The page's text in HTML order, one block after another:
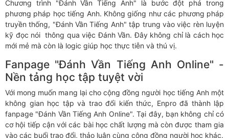
Chương trình "Đánh Vần Tiếng Anh" là bước đột phá trong
phương pháp học tiếng Anh. Không giống như các phương pháp
truyền thống, "Đánh Vần Tiếng Anh" tập trung vào việc rèn luyện
kỹ đọc nói thông qua việc Đánh Vần. Đây không chỉ là cách học
mới mẻ mà còn là logic giúp học thực tiễn và thú vị.
Fanpage "Đánh Vần Tiếng Anh Online" -
Nền tảng học tập tuyệt vời
Với mong muốn mang lại cho cộng đồng người học tiếng Anh một
không gian học tập và trao đổi kiến thức, Enpro đã thành lập
fanpage "Đánh Vần Tiếng Anh Online". Tại đây, bạn không chỉ có
cơ hội tiếp cận với các bài học chất lượng mà còn được tham gia
vào các buổi trao đổi, thảo luận cùng cộng đồng người học khác.